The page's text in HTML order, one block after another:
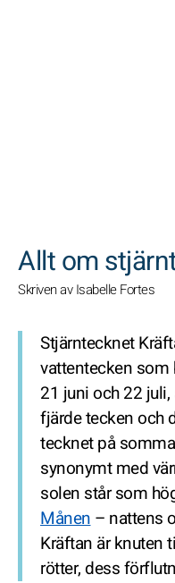
Allt om
Skriven av Isabelle Fortes
Stjärntecknet
vattentecken som
21 juni och 22
fjärde tecken och
tecknet på
synonymt med
solen står som
Månen– nattens
Kräftan är knuten
rötter, dess